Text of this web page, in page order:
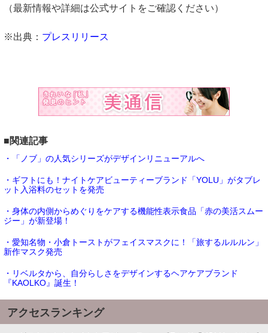
（最新情報や詳細は公式サイトをご確認ください）
※出典： プレスリリース
■関連記事
・「ノブ」の人気シリーズがデザインリニューアルへ
・ギフトにも！ナイトケアビューティーブランド「YOLU」がタブレ
ット入浴料のセットを発売
・身体の内側からめぐりをケアする機能性表示食品「赤の美活スムー
ジー」が新登場！
・愛知名物・小倉トーストがフェイスマスクに！「旅するルルルン」
新作マスク発売
・リベルタから、自分らしさをデザインするヘアケアブランド
『KAOLKO』誕生！
アクセスランキング